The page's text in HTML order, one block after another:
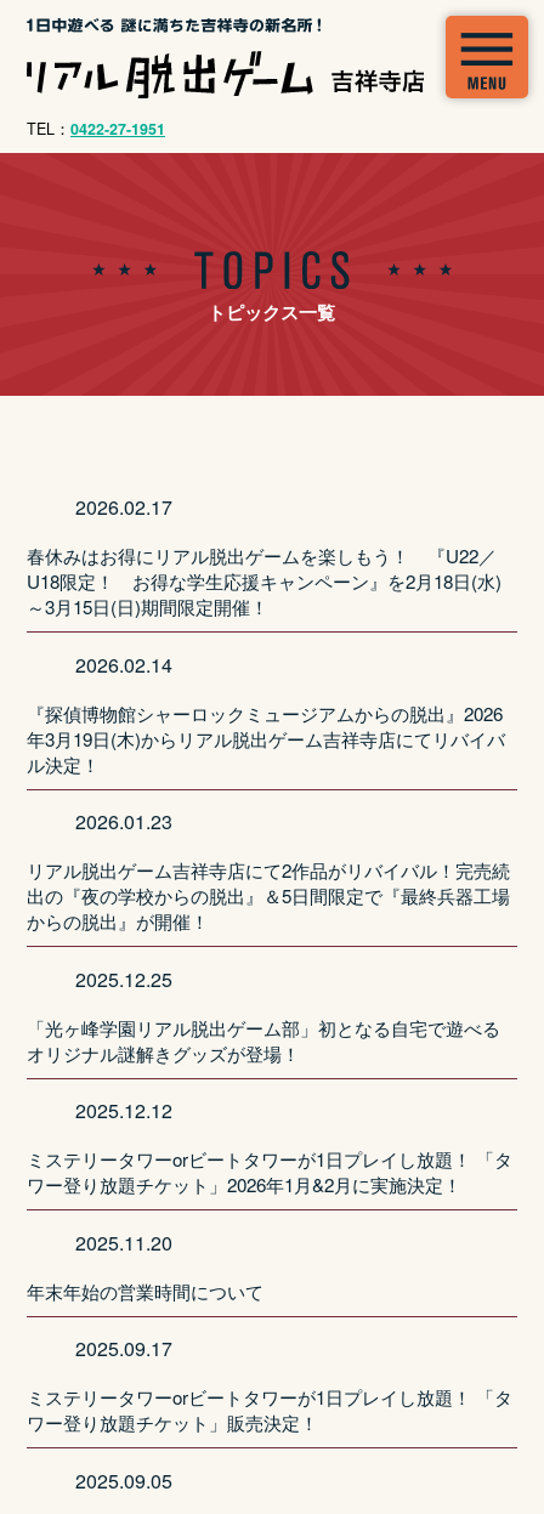
TEL：0422-27-1951
トピックス一覧
2026.02.17
春休みはお得にリアル脱出ゲームを楽しもう！ 『U22／
U18限定！ お得な学生応援キャンペーン』を2月18日(水)
～3月15日(日)期間限定開催！
2026.02.14
『探偵博物館シャーロックミュージアムからの脱出』2026
年3月19日(木)からリアル脱出ゲーム吉祥寺店にてリバイバ
ル決定！
2026.01.23
リアル脱出ゲーム吉祥寺店にて2作品がリバイバル！完売続
出の『夜の学校からの脱出』＆5日間限定で『最終兵器工場
からの脱出』が開催！
2025.12.25
「光ヶ峰学園リアル脱出ゲーム部」初となる自宅で遊べる
オリジナル謎解きグッズが登場！
2025.12.12
ミステリータワーorビートタワーが1日プレイし放題！ 「タ
ワー登り放題チケット」2026年1月&2月に実施決定！
2025.11.20
年末年始の営業時間について
2025.09.17
ミステリータワーorビートタワーが1日プレイし放題！ 「タ
ワー登り放題チケット」販売決定！
2025.09.05